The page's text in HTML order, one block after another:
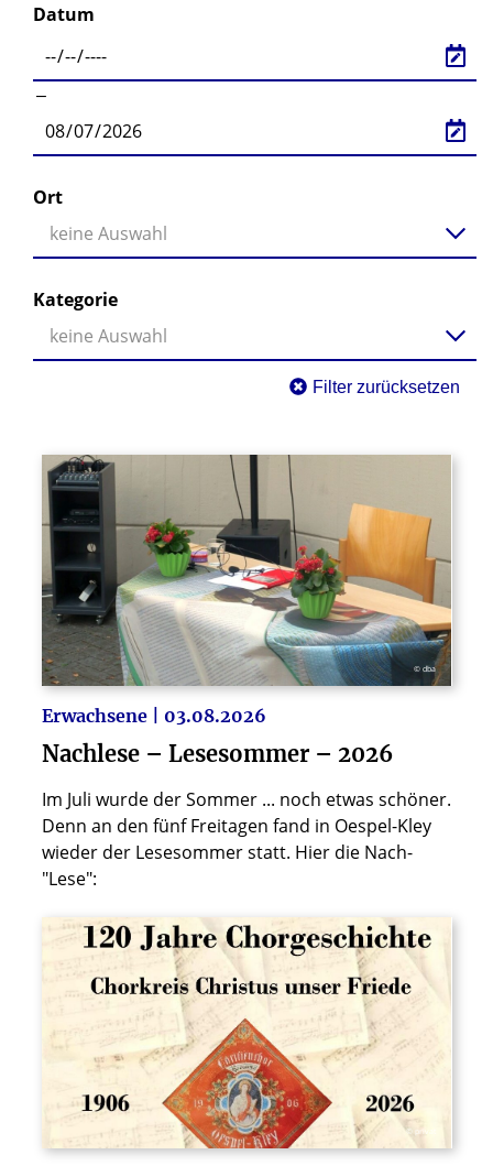
Datum
‒
Ort
keine Auswahl
Kategorie
keine Auswahl
Filter zurücksetzen
© dba
Erwachsene | 03.08.2026
Nachlese – Lesesommer – 2026
Im Juli wurde der Sommer ... noch etwas schöner.
Denn an den fünf Freitagen fand in Oespel-Kley
wieder der Lesesommer statt. Hier die Nach-
"Lese":
© privat